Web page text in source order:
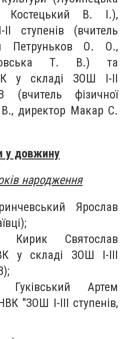
В. І.),
ступенів (вчитель
Петруньков О. О.,
Т. В.) та
у складі ЗОШ І-ІІ
фізичної
директор Макар С.
у довжину
народження
Ярослав
Святослав
у складі ЗОШ І-ІІІ
Артем
"ЗОШ І-ІІІ ступенів,